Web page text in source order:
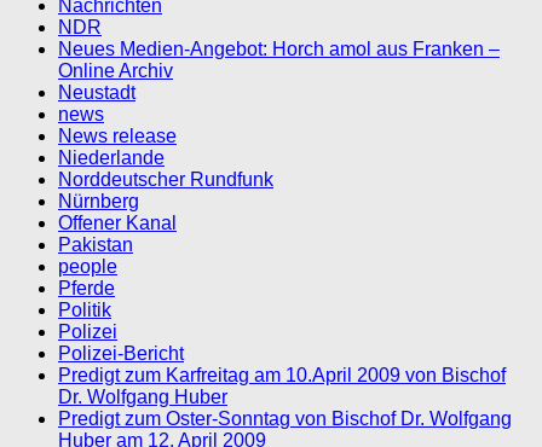
Nachrichten
NDR
Neues Medien-Angebot: Horch amol aus Franken –
Online Archiv
Neustadt
news
News release
Niederlande
Norddeutscher Rundfunk
Nürnberg
Offener Kanal
Pakistan
people
Pferde
Politik
Polizei
Polizei-Bericht
Predigt zum Karfreitag am 10.April 2009 von Bischof
Dr. Wolfgang Huber
Predigt zum Oster-Sonntag von Bischof Dr. Wolfgang
Huber am 12. April 2009